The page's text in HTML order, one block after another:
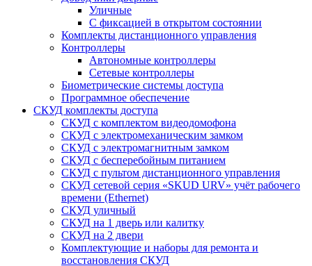
Уличные
С фиксацией в открытом состоянии
Комплекты дистанционного управления
Контроллеры
Автономные контроллеры
Сетевые контроллеры
Биометрические системы доступа
Программное обеспечение
СКУД комплекты доступа
СКУД с комплектом видеодомофона
СКУД с электромеханическим замком
СКУД с электромагнитным замком
СКУД с бесперебойным питанием
СКУД с пультом дистанционного управления
СКУД сетевой серия «SKUD URV» учёт рабочего
времени (Ethernet)
СКУД уличный
СКУД на 1 дверь или калитку
СКУД на 2 двери
Комплектующие и наборы для ремонта и
восстановления СКУД